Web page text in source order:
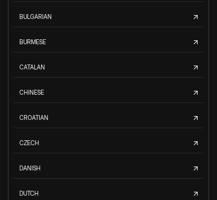
BULGARIAN
BURMESE
CATALAN
CHINESE
CROATIAN
CZECH
DANISH
DUTCH